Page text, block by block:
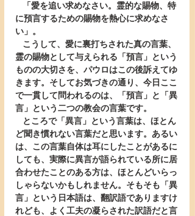
に預言するための賜物を熱心に求めなさ
い」。
霊の賜物として与えられる「預言」という
ものの大切さを、パウロはこの後訴えてゆ
きます。そしてお気づきの通り、今日ここ
で一貫して問われるのは、「預言」と「異
言」という二つの教会の言葉です。
ど聞き慣れない言葉だと思います。あるい
は、この言葉自体は耳にしたことがあるに
しても、実際に異言が語られている所に居
合わせたことのある方は、ほとんどいらっ
しゃらないかもしれません。そもそも「異
言」という日本語は、翻訳語でありますけ
れども、よく工夫の凝らされた訳語だと言